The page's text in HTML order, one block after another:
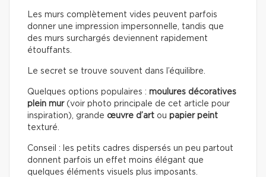
Les murs complètement vides peuvent parfois
donner une impression impersonnelle, tandis que
des murs surchargés deviennent rapidement
étouffants.
Le secret se trouve souvent dans l’équilibre.
Quelques options populaires : moulures décoratives
plein mur (voir photo principale de cet article pour
inspiration), grande œuvre d’art ou papier peint
texturé.
Conseil : les petits cadres dispersés un peu partout
donnent parfois un effet moins élégant que
quelques éléments visuels plus imposants.